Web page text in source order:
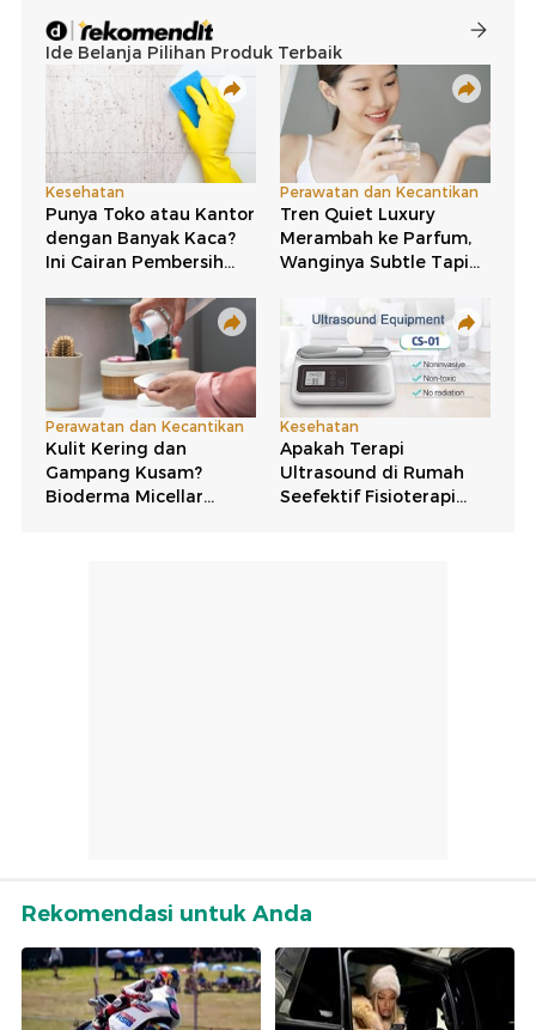
Rekomendasi untuk Anda